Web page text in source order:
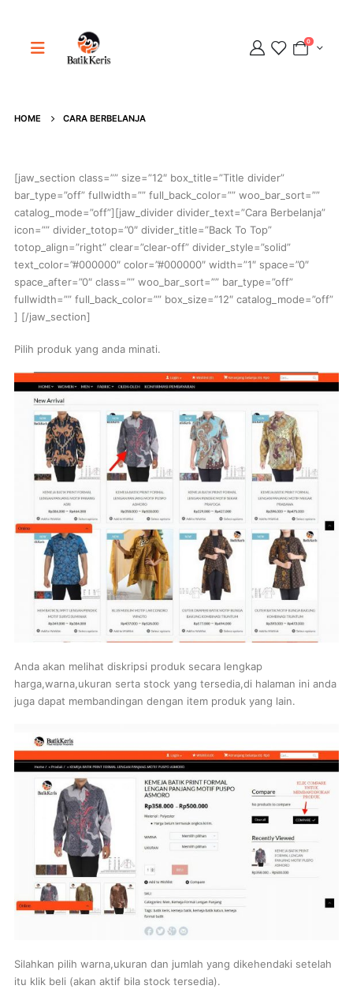
0
HOME CARA BERBELANJA
[jaw_section class=”” size=”12″ box_title=”Title divider”
bar_type=”off” fullwidth=”” full_back_color=”” woo_bar_sort=””
catalog_mode=”off”][jaw_divider divider_text=”Cara Berbelanja”
icon=”” divider_totop=”0″ divider_title=”Back To Top”
totop_align=”right” clear=”clear-off” divider_style=”solid”
text_color=”#000000″ color=”#000000″ width=”1″ space=”0″
space_after=”0″ class=”” woo_bar_sort=”” bar_type=”off”
fullwidth=”” full_back_color=”” box_size=”12″ catalog_mode=”off”
] [/jaw_section]
Pilih produk yang anda minati.
Anda akan melihat diskripsi produk secara lengkap
harga,warna,ukuran serta stock yang tersedia,di halaman ini anda
juga dapat membandingan dengan item produk yang lain.
Silahkan pilih warna,ukuran dan jumlah yang dikehendaki setelah
itu klik beli (akan aktif bila stock tersedia).